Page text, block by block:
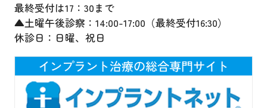
最終受付は17：30まで
▲土曜午後診察：14:00-17:00（最終受付16:30）
休診日：日曜、祝日